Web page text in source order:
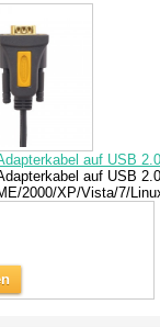
auf USB 2.0
auf USB
2000/XP/Vista/7/